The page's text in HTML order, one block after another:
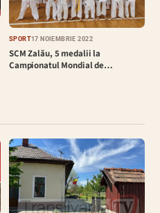
SPORT17 NOIEMBRIE 2022
SCM Zalău, 5 medalii la
Campionatul Mondial de…